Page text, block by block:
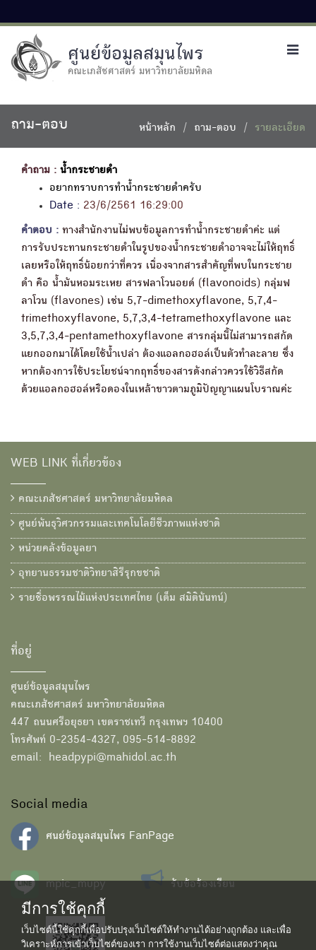
ศูนย์ข้อมูลสมุนไพร
คณะเภสัชศาสตร์ มหาวิทยาลัยมหิดล
ถาม-ตอบ หน้าหลัก ถาม-ตอบ รายละเอียด
คำถาม : น้ำกระชายดำ
อยากทราบการทำน้ำกระชายดำครับ
Date : 23/6/2561 16:29:00
คำตอบ : ทางสำนักงานไม่พบข้อมูลการทำน้ำกระชายดำค่ะ แต่
การรับประทานกระชายดำในรูปของน้ำกระชายดำอาจจะไม่ให้ฤทธิ์
เลยหรือให้ฤทธิ์น้อยกว่าที่ควร เนื่องจากสารสำคัญที่พบในกระชาย
ดำ คือ น้ำมันหอมระเหย สารฟลาโวนอยด์ (flavonoids) กลุ่มฟ
ลาโวน (flavones) เช่น 5,7-dimethoxyflavone, 5,7,4-
trimethoxyflavone, 5,7,3,4-tetramethoxyflavone และ
3,5,7,3,4-pentamethoxyflavone สารกลุ่มนี้ไม่สามารถสกัด
แยกออกมาได้โดยใช้น้ำเปล่า ต้องแอลกอฮอล์เป็นตัวทำละลาย ซึ่ง
หากต้องการใช้ประโยชน์จากฤทธิ์ของสารดังกล่าวควรใช้วิธีสกัด
ด้วยแอลกอฮอล์หรือดองในเหล้าขาวตามภูมิปัญญาแผนโบราณค่ะ
WEB LINK ที่เกี่ยวข้อง
คณะเภสัชศาสตร์ มหาวิทยาลัยมหิดล
ศูนย์พันธุวิศวกรรมและเทคโนโลยีชีวภาพแห่งชาติ
หน่วยคลังข้อมูลยา
อุทยานธรรมชาติวิทยาสิรีรุกขชาติ
รายชื่อพรรณไม้แห่งประเทศไทย (เต็ม สมิตินันทน์)
ที่อยู่
ศูนย์ข้อมูลสมุนไพร
คณะเภสัชศาสตร์ มหาวิทยาลัยมหิดล
447 ถนนศรีอยุธยา เขตราชเทวี กรุงเทพฯ 10400
โทรศัพท์ 0-2354-4327, 095-514-8892
email: headpypi@mahidol.ac.th
Social media
ศนย์ข้อมูลสมุนไพร FanPage
mpic_mupy รับข้อร้องเรียน
มีการใช้คุกกี้
เว็บไซต์นี้ใช้คุกกี้เพื่อปรับปรุงเว็บไซต์ให้ทำงานได้อย่างถูกต้อง และเพื่อ
วิเคราะห์การเข้าเว็บไซต์ของเรา การใช้งานเว็บไซต์ต่อแสดงว่าคุณ